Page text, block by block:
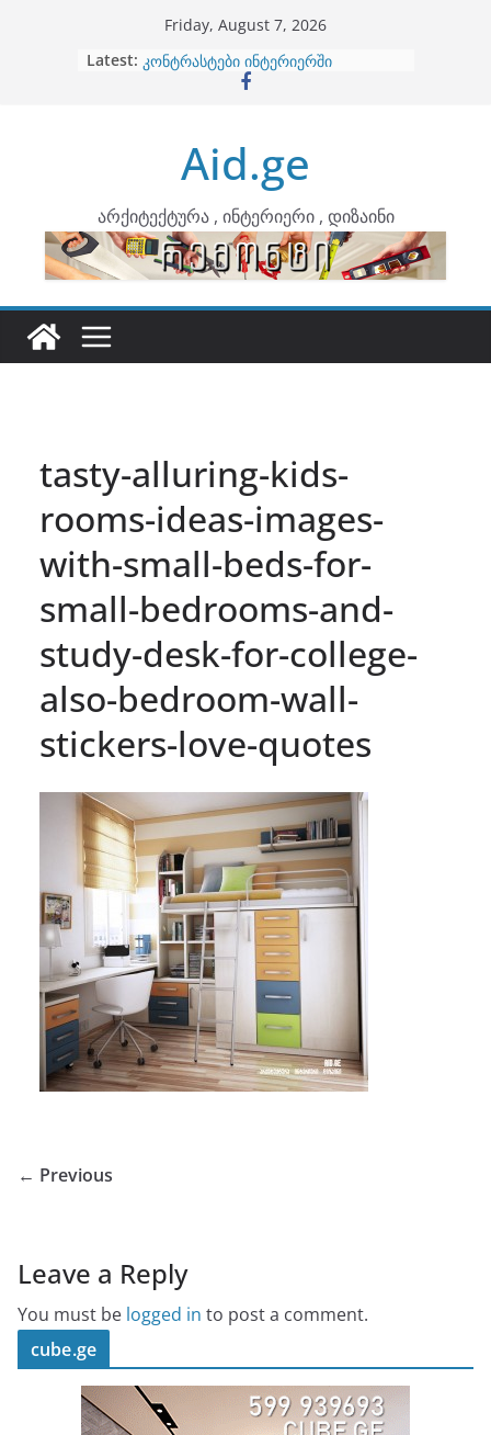
Friday, August 7, 2026
Latest: ბინების გაერთიანება
კონტრასტები ინტერიერში
ინტერიერის დიზიანი
არტემიდი წარმოგიდგენთ
Aid.ge
არქიტექტურა , ინტერიერი , დიზაინი
tasty-alluring-kids-
rooms-ideas-images-
with-small-beds-for-
small-bedrooms-and-
study-desk-for-college-
also-bedroom-wall-
stickers-love-quotes
← Previous
Leave a Reply
You must be logged in to post a comment.
cube.ge